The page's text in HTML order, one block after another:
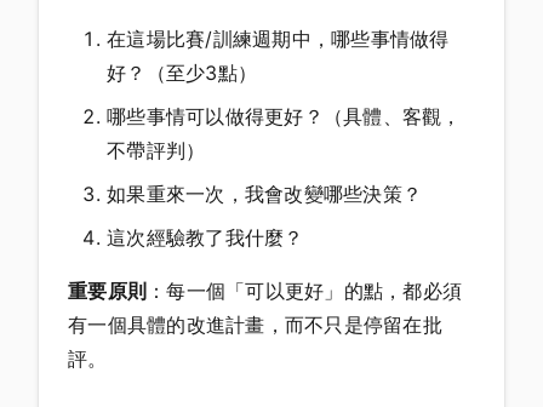
在這場比賽/訓練週期中，哪些事情做得
好？（至少3點）
哪些事情可以做得更好？（具體、客觀，
不帶評判）
如果重來一次，我會改變哪些決策？
這次經驗教了我什麼？
重要原則 ：每一個「可以更好」的點，都必須
有一個具體的改進計畫，而不只是停留在批
評。